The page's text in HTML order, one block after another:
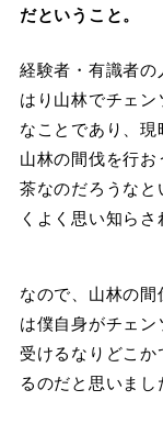
だということ。
経験者・有識者
はり山林でチェ
なことであり、
山林の間伐を行
茶なのだろうな
くよく思い知らさ
なので、山林の
は僕自身がチェ
受けるなりどこ
るのだと思いまし